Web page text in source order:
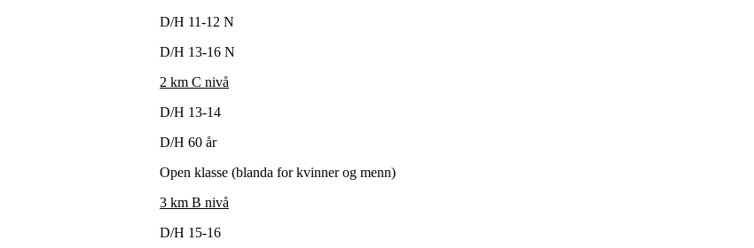
D/H 11-12 N
D/H 13-16 N
2 km C nivå
D/H 13-14
D/H 60 år
Open klasse (blanda for kvinner og menn)
3 km B nivå
D/H 15-16